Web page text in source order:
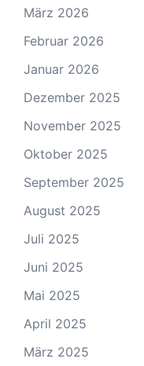
März 2026
Februar 2026
Januar 2026
Dezember 2025
November 2025
Oktober 2025
September 2025
August 2025
Juli 2025
Juni 2025
Mai 2025
April 2025
März 2025